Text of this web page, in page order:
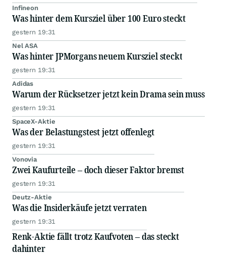
Infineon
Was hinter dem Kursziel über 100 Euro steckt
gestern 19:31
Nel ASA
Was hinter JPMorgans neuem Kursziel steckt
gestern 19:31
Adidas
Warum der Rücksetzer jetzt kein Drama sein muss
gestern 19:31
SpaceX-Aktie
Was der Belastungstest jetzt offenlegt
gestern 19:31
Vonovia
Zwei Kaufurteile – doch dieser Faktor bremst
gestern 19:31
Deutz-Aktie
Was die Insiderkäufe jetzt verraten
gestern 19:31
Renk-Aktie fällt trotz Kaufvoten – das steckt
dahinter